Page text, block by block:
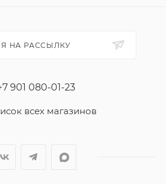
НА РАССЫЛКУ
901 080-01-23
всех магазинов